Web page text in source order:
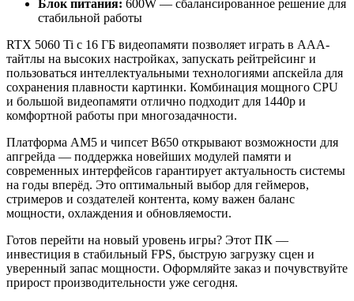
Блок питания: 600W — сбалансированное решение для
стабильной работы
RTX 5060 Ti с 16 ГБ видеопамяти позволяет играть в AAA-
тайтлы на высоких настройках, запускать рейтрейсинг и
пользоваться интеллектуальными технологиями апскейла для
сохранения плавности картинки. Комбинация мощного CPU
и большой видеопамяти отлично подходит для 1440p и
комфортной работы при многозадачности.
Платформа AM5 и чипсет B650 открывают возможности для
апгрейда — поддержка новейших модулей памяти и
современных интерфейсов гарантирует актуальность системы
на годы вперёд. Это оптимальный выбор для геймеров,
стримеров и создателей контента, кому важен баланс
мощности, охлаждения и обновляемости.
Готов перейти на новый уровень игры? Этот ПК —
инвестиция в стабильный FPS, быструю загрузку сцен и
уверенный запас мощности. Оформляйте заказ и почувствуйте
прирост производительности уже сегодня.